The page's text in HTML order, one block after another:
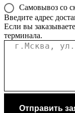
Самовывоз со
Введите адрес
Если вы
терминала.
Отправить